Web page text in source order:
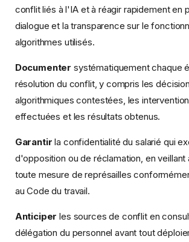
conflit liés à l'IA et à réagir rapidement en
dialogue et la transparence sur le
algorithmes utilisés.
Documenter systématiquement chaque
résolution du conflit, y compris les
algorithmiques contestées, les
effectuées et les résultats obtenus.
Garantir la confidentialité du salarié qui
d'opposition ou de réclamation, en
toute mesure de représailles
au Code du travail.
Anticiper les sources de conflit en
délégation du personnel avant tout